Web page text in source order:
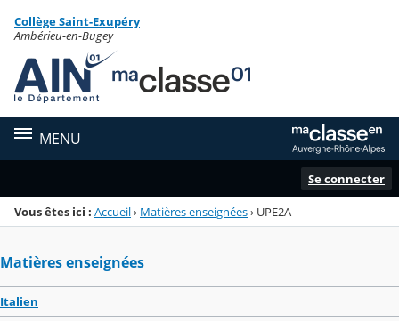
Menu de la rubrique
Contenu
Collège Saint-Exupéry
Ambérieu-en-Bugey
MENU
Se connecter
Vous êtes ici : Accueil› Matières enseignées› UPE2A
Matières enseignées
Italien